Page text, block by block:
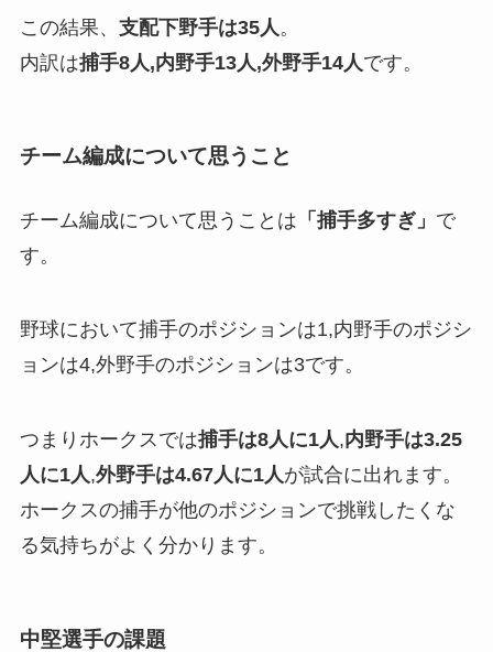
この結果、 支配下野手は35人 。
内訳は捕手8人,内野手13人,外野手14人 です。
チーム編成について思うこと
チーム編成について思うことは 「捕手多すぎ」 で
す。
野球において捕手のポジションは1,内野手のポジシ
ョンは4,外野手のポジションは3です。
つまりホークスでは捕手は8人に1人,内野手は3.25
人に1人,外野手は4.67人に1人が試合に出れます。
ホークスの捕手が他のポジションで挑戦したくな
る気持ちがよく分かります。
中堅選手の課題